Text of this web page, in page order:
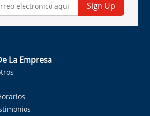
Sign Up
La Empresa